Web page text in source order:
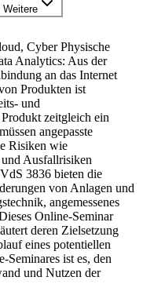
Weitere
Cyber Physische
Analytics: Aus der
an das Internet
Produkten ist
und
zeitgleich ein
angepasste
Risiken wie
Ausfallrisiken
3836 bieten die
von Anlagen und
angemessenes
Online-Seminar
deren Zielsetzung
eines potentiellen
Seminares ist es, den
und Nutzen der